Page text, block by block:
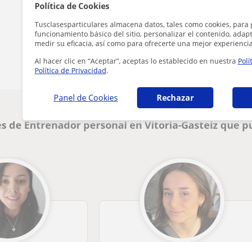
Política de Cookies
Tusclasesparticulares almacena datos, tales como cookies, para
funcionamiento básico del sitio, personalizar el contenido,
medir su eficacia, así como para ofrecerte una mejor
Al hacer clic en “Aceptar”, aceptas lo establecido en nuestra
Política de Privacidad.
Panel de Cookies Rechazar
Denunciar este perfil
de Entrenador personal en Vitoria-Gasteiz que